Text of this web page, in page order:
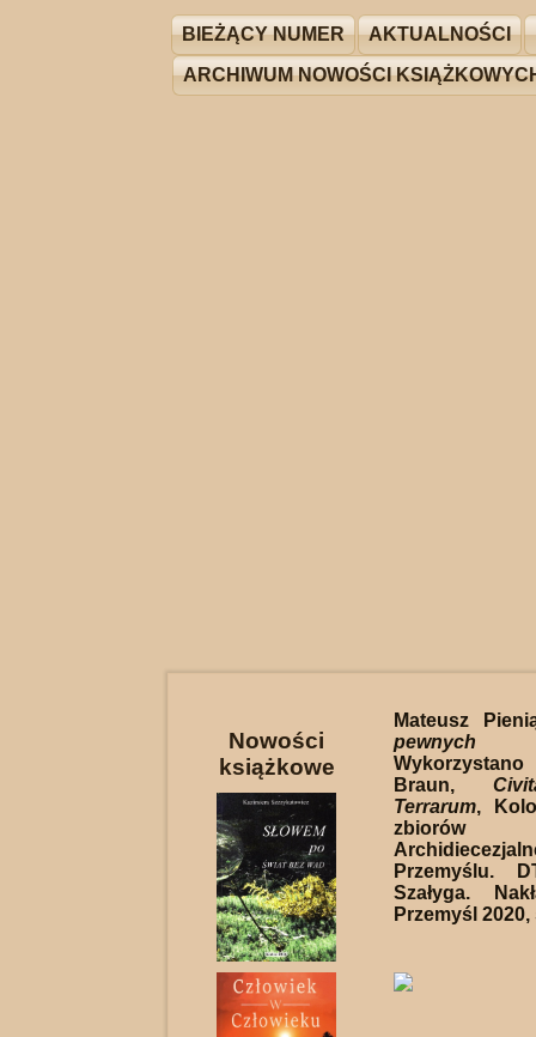
BIEŻĄCY NUMER AKTUALNOŚCI
ARCHIWUM NOWOŚCI
Nowości
książkowe
Mateusz
pewnych
Braun,
Terrarum,
zbiorów
Przemyślu.
Szałyga.
Przemyśl 2020,